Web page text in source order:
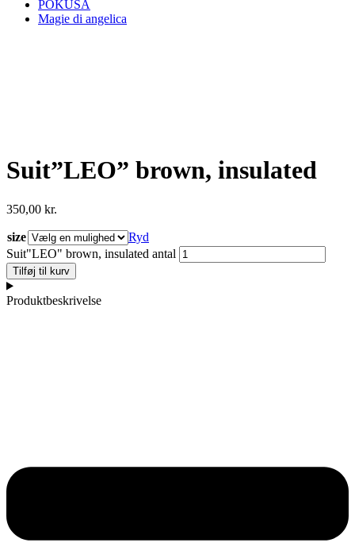
POKUSA
Magie di angelica
Suit”LEO” brown, insulated
350,00 kr.
size
Ryd
Suit"LEO" brown, insulated antal
Tilføj til kurv
Produktbeskrivelse